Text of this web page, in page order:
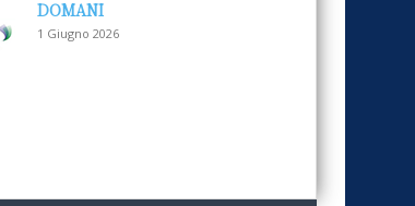
DOMANI
1 Giugno 2026